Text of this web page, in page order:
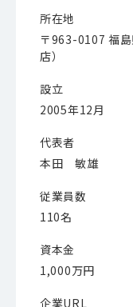
所在地
〒963-0107 福
店）
設立
2005年12月
代表者
本田 敏雄
従業員数
110名
資本金
1,000万円
企業URL